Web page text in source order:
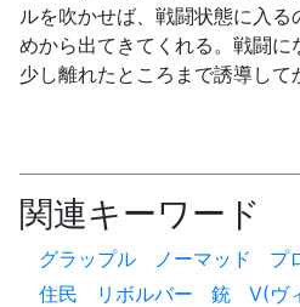
ルを吹かせば、戦闘状態に入
めから出てきてくれる。戦闘
少し離れたところまで誘導して
関連キーワード
グラップル ノーマッド プ
住民
リボルバー 銃 V(ヴ